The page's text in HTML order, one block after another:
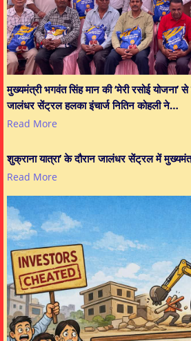
मुख्यमंत्री भगवंत सिंह मान की ‘मेरी रसोई योजना’
जालंधर सेंट्रल हलका इंचार्ज नितिन कोहली ने…
Read More
शुक्राना यात्रा’ के दौरान जालंधर सेंट्रल में
Read More